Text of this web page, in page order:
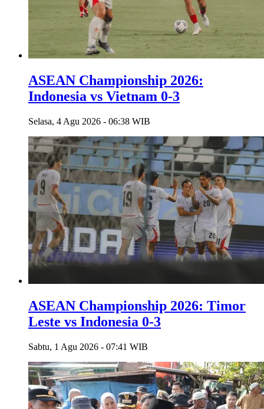
ASEAN Championship 2026:
Indonesia vs Vietnam 0-3
Selasa, 4 Agu 2026 - 06:38 WIB
ASEAN Championship 2026: Timor
Leste vs Indonesia 0-3
Sabtu, 1 Agu 2026 - 07:41 WIB